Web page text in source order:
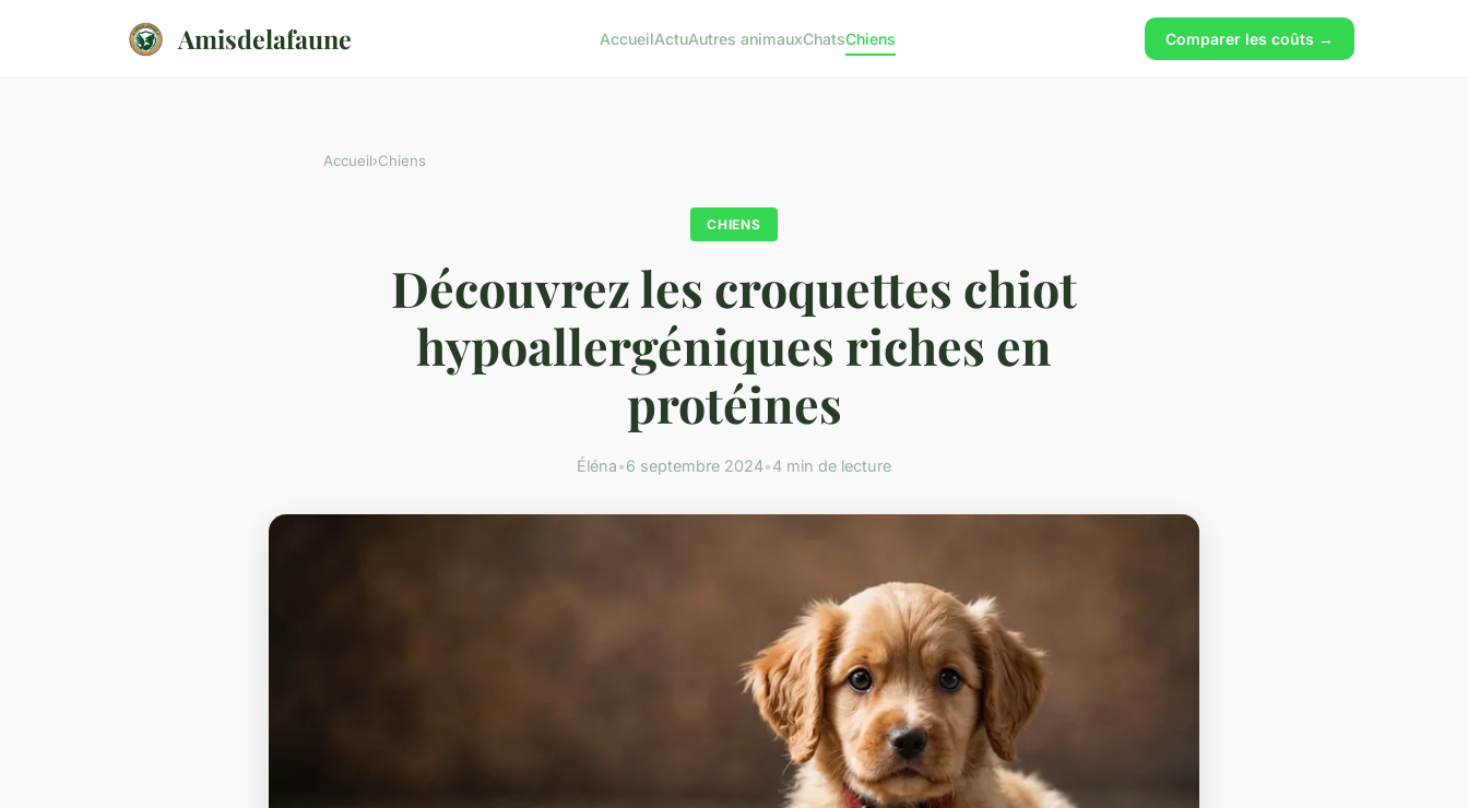
Amisdelafaune AccueilActuAutres animauxChatsChiens Comparer les coûts →
Accueil›Chiens
CHIENS
Découvrez les croquettes chiot
hypoallergéniques riches en
protéines
Éléna•6 septembre 2024•4 min de lecture